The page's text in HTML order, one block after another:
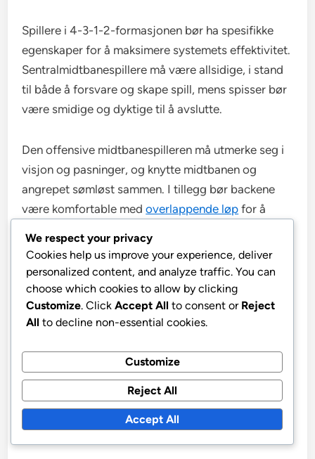
Spillere i 4-3-1-2-formasjonen bør ha spesifikke
egenskaper for å maksimere systemets effektivitet.
Sentralmidtbanespillere må være allsidige, i stand
til både å forsvare og skape spill, mens spisser bør
være smidige og dyktige til å avslutte.
Den offensive midtbanespilleren må utmerke seg i
visjon og pasninger, og knytte midtbanen og
angrepet sømløst sammen. I tillegg bør backene
være komfortable medoverlappende løp for å
defensive ansvar.
Sentralmidtbanespillere bør ha sterk
ballkontroll ogtaktisk bevissthet.
Spisser må være raske og i stand til å spille
sammen.
Backer bør være i god form og kunne bidra
både defensivt og offensivt.
Relaterte artikler
We respect your privacy
Cookies help us improve your experience, deliver
personalized content, and analyze traffic. You can
choose which cookies to allow by clicking
Customize. Click Accept All to consent or Reject
All to decline non-essential cookies.
Customize
Reject All
Accept All